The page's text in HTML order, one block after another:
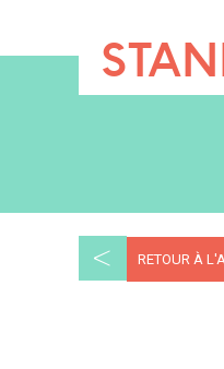
< RETOUR À